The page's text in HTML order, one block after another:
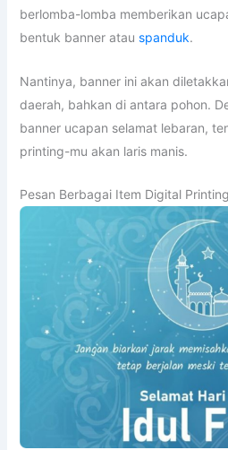
berlomba-lomba memberikan
bentuk banner atau spanduk.
Nantinya, banner ini akan
daerah, bahkan di antara pohon.
banner ucapan selamat lebaran,
printing-mu akan laris manis.
Pesan Berbagai Item Digital